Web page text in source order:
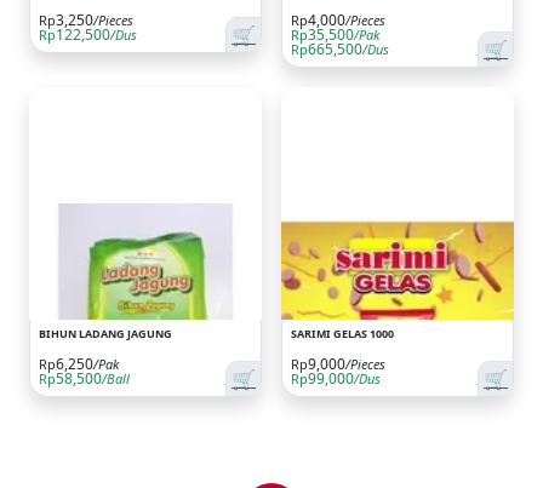
Rp3,250/Pieces
Rp122,500/Dus 🛒
Rp4,000/Pieces
Rp35,500/Pak
Rp665,500/Dus 🛒
BIHUN LADANG JAGUNG
Rp6,250/Pak
Rp58,500/Ball 🛒
SARIMI GELAS 1000
Rp9,000/Pieces
Rp99,000/Dus 🛒